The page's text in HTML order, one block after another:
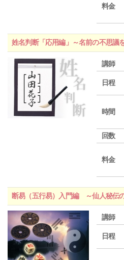
料金
姓名判断「応用編」～名前の不思議
講師
日程
時間
回数
料金
断易（五行易）入門編 ～仙人秘伝
講師
日程